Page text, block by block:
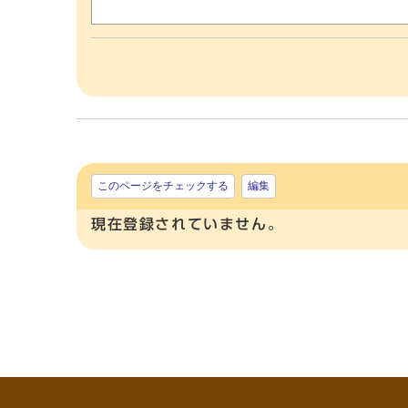
このページをチェックする 編集
現在登録されていません。